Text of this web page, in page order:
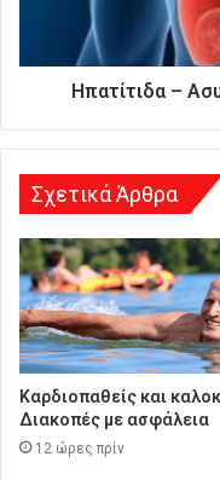
υ
η
Ηπατίτιδα –
Σχετικά Άρθρα
Καρδιοπαθείς και
Διακοπές με ασφάλεια
12 ώρες πρίν